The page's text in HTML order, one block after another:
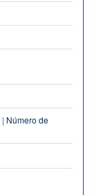
| Número de